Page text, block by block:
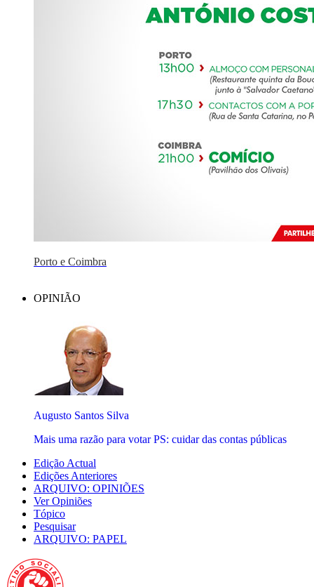
Porto e Coimbra
OPINIÃO
Augusto Santos Silva
Mais uma razão para votar PS: cuidar das contas públicas
Edição Actual
Edições Anteriores
ARQUIVO: OPINIÕES
Ver Opiniões
Tópico
Pesquisar
ARQUIVO: PAPEL